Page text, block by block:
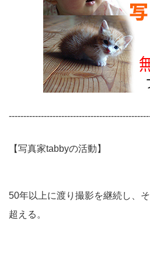
【写真家tabbyの活動】
50年以上に渡り撮影を継続し、
超える。